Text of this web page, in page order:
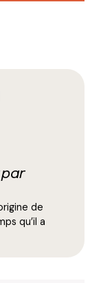
de
qu’il a